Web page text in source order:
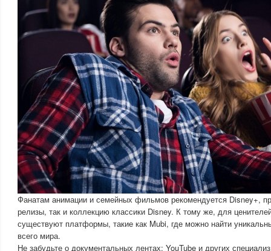
Фанатам анимации и семейных фильмов рекомендуется Disney+,
релизы, так и коллекцию классики Disney. К тому же, для
существуют платформы, такие как Mubi, где можно найти
всего мира.
Не забудьте о документальных лентах: YouTube и других